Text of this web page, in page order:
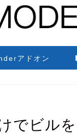
アドオン
でビル